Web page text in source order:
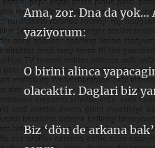
Ama, zor. Dna da yok…
yaziyorum:
O birini alinca
olacaktir. Daglari biz
Biz ‘dön de arkana